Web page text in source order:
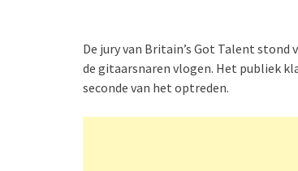
De jury van Britain’s Got Talent
de gitaarsnaren vlogen. Het publiek
seconde van het optreden.